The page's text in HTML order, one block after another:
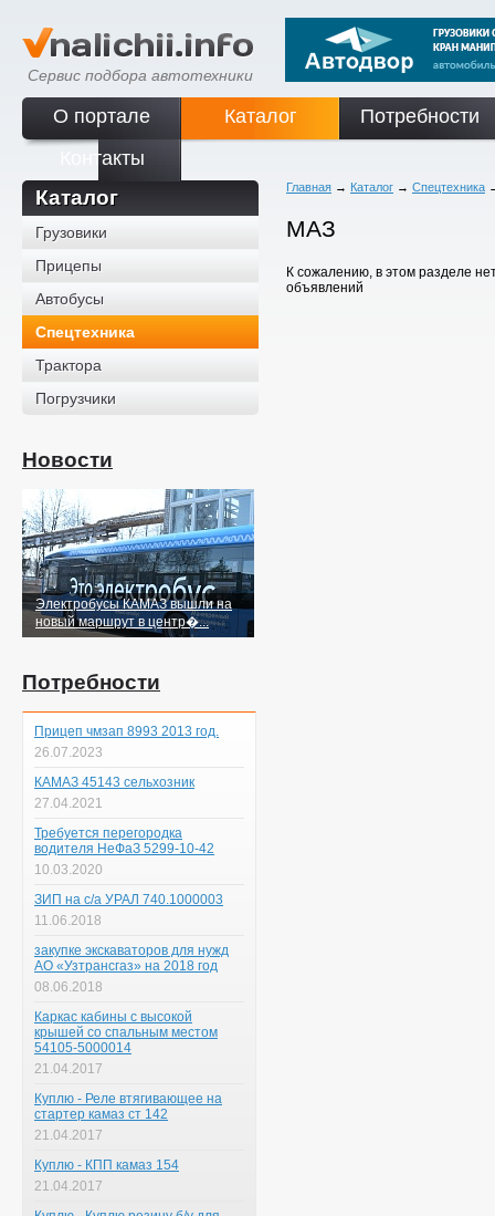
Сервис подбора автотехники
О портале Каталог
Потребности
Контакты
Каталог
Грузовики
Прицепы
Автобусы
Спецтехника
Трактора
Погрузчики
Новости
Электробусы КАМАЗ вышли на
новый маршрут в центр�...
Потребности
Прицеп чмзап 8993 2013 год.
26.07.2023
КАМАЗ 45143 сельхозник
27.04.2021
Требуется перегородка
водителя НеФаЗ 5299-10-42
10.03.2020
ЗИП на с/а УРАЛ 740.1000003
11.06.2018
закупке экскаваторов для нужд
АО «Узтрансгаз» на 2018 год
08.06.2018
Каркас кабины с высокой
крышей со спальным местом
54105-5000014
21.04.2017
Куплю - Реле втягивающее на
стартер камаз ст 142
21.04.2017
Куплю - КПП камаз 154
21.04.2017
Главная → Каталог → Спецтехника
МАЗ
К сожалению, в этом разделе
объявлений